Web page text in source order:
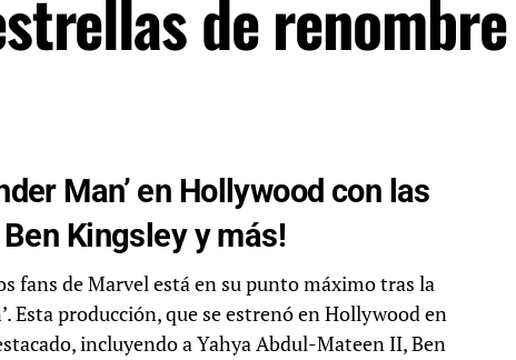
de renombre
Man’ en Hollywood con las
Kingsley y más!
fans de Marvel está en su punto máximo tras la
Esta producción, que se estrenó en Hollywood en
incluyendo a Yahya Abdul-Mateen II, Ben